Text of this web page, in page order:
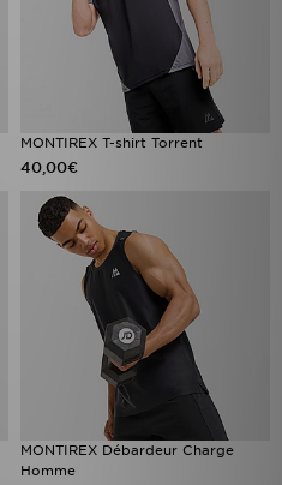
MONTIREX T-shirt Torrent
40,00€
MONTIREX Débardeur Charge
Homme